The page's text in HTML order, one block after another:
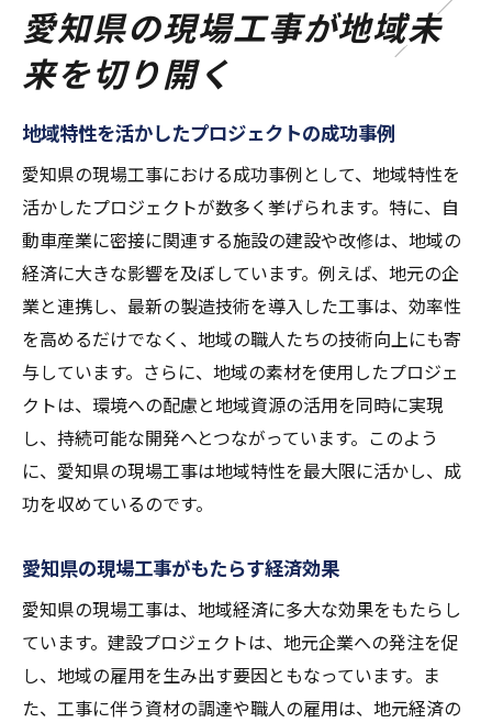
地域社会に根付く現場工事の重要性
現場で磨かれる職人の技と愛知県の未来
現場での経験がもたらすスキルアップ
職人の技術継承と次世代への影響
愛知県の現場工事で求められる専門技能
地域に密着した人材育成の取り組み
職人たちの挑戦が地域未来を支える
持続可能な現場工事が愛知県に与える影響
環境に配慮した建設技術の導入
愛知県で進化する持続可能なプロジェクト
地域資源を活かしたエコフレンドリーな設
計
持続可能性を重視した現場工事の成功要因
愛知県の未来を守るための環境保護活動
プ
愛知県の現場工事が示す技術と伝統の融合
伝統技術の現代化を図る現場工事の挑戦
愛知県の現場工事が地域未
来を切り開く
地域特性を活かしたプロジェクトの成功事例
愛知県の現場工事における成功事例として、地域特性を
活かしたプロジェクトが数多く挙げられます。特に、自
動車産業に密接に関連する施設の建設や改修は、地域の
経済に大きな影響を及ぼしています。例えば、地元の企
業と連携し、最新の製造技術を導入した工事は、効率性
を高めるだけでなく、地域の職人たちの技術向上にも寄
与しています。さらに、地域の素材を使用したプロジェ
クトは、環境への配慮と地域資源の活用を同時に実現
し、持続可能な開発へとつながっています。このよう
に、愛知県の現場工事は地域特性を最大限に活かし、成
功を収めているのです。
愛知県の現場工事がもたらす経済効果
愛知県の現場工事は、地域経済に多大な効果をもたらし
ています。建設プロジェクトは、地元企業への発注を促
し、地域の雇用を生み出す要因ともなっています。ま
た、工事に伴う資材の調達や職人の雇用は、地元経済の